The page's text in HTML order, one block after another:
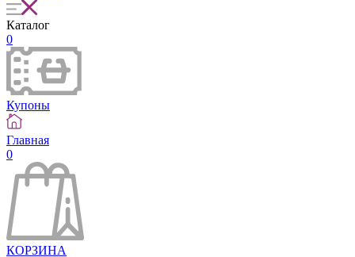
Каталог
0
Купоны
Главная
0
КОРЗИНА